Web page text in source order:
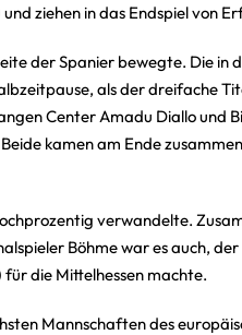
ziehen in das Endspiel von
der Spanier bewegte. Die in
als der dreifache
Center Amadu Diallo und
kamen am Ende
verwandelte.
Böhme war es auch,
die Mittelhessen machte.
Mannschaften des